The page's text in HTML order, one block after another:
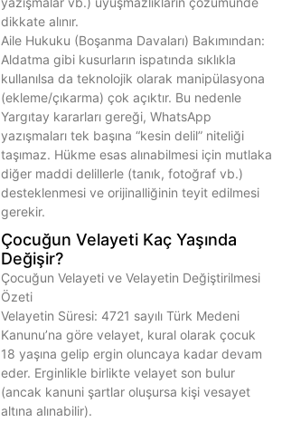
dikkate alınır.
Aile Hukuku (Boşanma Davaları) Bakımından:
Aldatma gibi kusurların ispatında sıklıkla
kullanılsa da teknolojik olarak manipülasyona
(ekleme/çıkarma) çok açıktır. Bu nedenle
Yargıtay kararları gereği, WhatsApp
yazışmaları tek başına “kesin delil” niteliği
taşımaz. Hükme esas alınabilmesi için mutlaka
diğer maddi delillerle (tanık, fotoğraf vb.)
desteklenmesi ve orijinalliğinin teyit edilmesi
gerekir.
Çocuğun Velayeti Kaç Yaşında
Değişir?
Çocuğun Velayeti ve Velayetin Değiştirilmesi
Özeti
Velayetin Süresi: 4721 sayılı Türk Medeni
Kanunu’na göre velayet, kural olarak çocuk
18 yaşına gelip ergin oluncaya kadar devam
eder. Erginlikle birlikte velayet son bulur
(ancak kanuni şartlar oluşursa kişi vesayet
altına alınabilir).